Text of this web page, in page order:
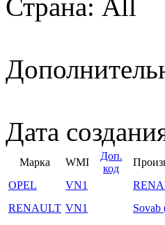
Страна: All
Дата
Марка WMI
Доп.
код
OPEL
VN1
RENAULT VN1 Sovab